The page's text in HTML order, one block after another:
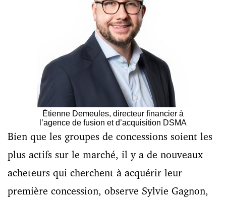
Étienne Demeules, directeur financier à
l’agence de fusion et d’acquisition DSMA
Bien que les groupes de concessions soient les
plus actifs sur le marché, il y a de nouveaux
acheteurs qui cherchent à acquérir leur
première concession, observe Sylvie Gagnon,